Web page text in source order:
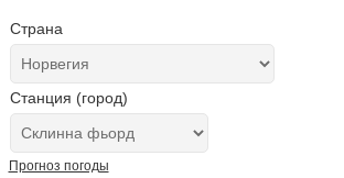
Страна
Станция (город)
Прогноз погоды